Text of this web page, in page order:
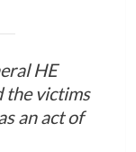
HE
the victims
an act of